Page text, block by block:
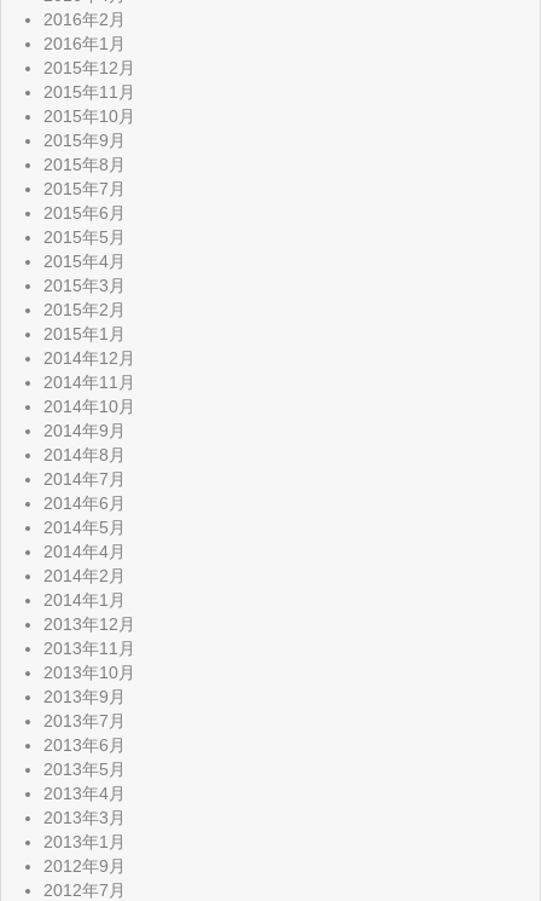
2016年2月
2016年1月
2015年12月
2015年11月
2015年10月
2015年9月
2015年8月
2015年7月
2015年6月
2015年5月
2015年4月
2015年3月
2015年2月
2015年1月
2014年12月
2014年11月
2014年10月
2014年9月
2014年8月
2014年7月
2014年6月
2014年5月
2014年4月
2014年2月
2014年1月
2013年12月
2013年11月
2013年10月
2013年9月
2013年7月
2013年6月
2013年5月
2013年4月
2013年3月
2013年1月
2012年9月
2012年7月